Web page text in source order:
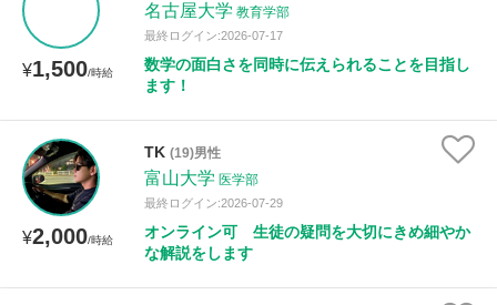
¥1,500/時給
名古屋大学 教育学部
最終ログイン:2026-07-17
数学の面白さを同時に伝えられることを目指し
ます！
¥2,000/時給
TK (19)男性
富山大学 医学部
最終ログイン:2026-07-29
オンライン可 生徒の疑問を大切にきめ細やか
な解説をします